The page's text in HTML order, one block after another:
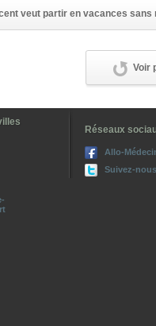
veut partir en vacances sans
Voir
Réseaux
Allo-
Suivez-